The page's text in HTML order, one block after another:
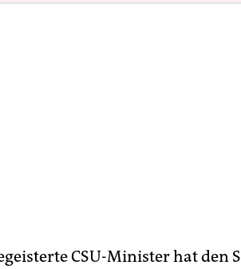
CSU-Minister hat den